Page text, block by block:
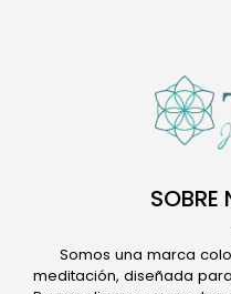
SOBRE
Somos una marca
meditación, diseñada